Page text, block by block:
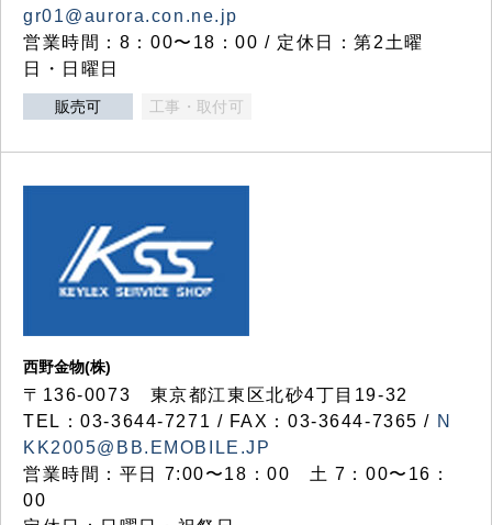
gr01@aurora.con.ne.jp
営業時間：8：00〜18：00 / 定休日：第2土曜
日・日曜日
販売可 工事・取付可
西野金物(株)
〒136-0073 東京都江東区北砂4丁目19-32
TEL：03‐3644‐7271 / FAX：03-3644-7365 / N
KK2005@BB.EMOBILE.JP
営業時間：平日 7:00〜18：00 土 7：00〜16：
00